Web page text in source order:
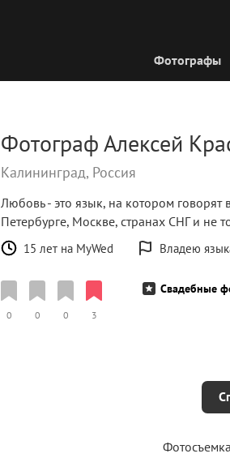
Фотографы
Фотограф Алексей
Калининград, Россия
Любовь - это язык, на котором
Петербурге, Москве, странах СНГ и не
15 лет на MyWed Владею
0 0 0 3
Свадебные